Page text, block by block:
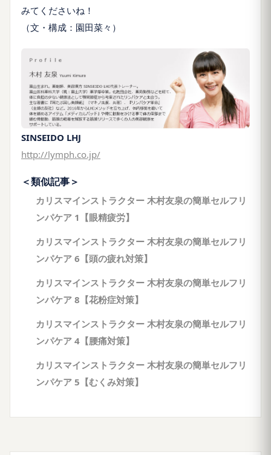
みてくださいね！
（文・構成：園田菜々）
SINSEIDO LHJ
http://lymph.co.jp/
＜類似記事＞
カリスマインストラクター 木村友泉の簡単セルフリ
ンパケア 1【眼精疲労】
カリスマインストラクター 木村友泉の簡単セルフリ
ンパケア 6【頭の疲れ対策】
カリスマインストラクター 木村友泉の簡単セルフリ
ンパケア 8【花粉症対策】
カリスマインストラクター 木村友泉の簡単セルフリ
ンパケア 4【腰痛対策】
カリスマインストラクター 木村友泉の簡単セルフリ
ンパケア 5【むくみ対策】